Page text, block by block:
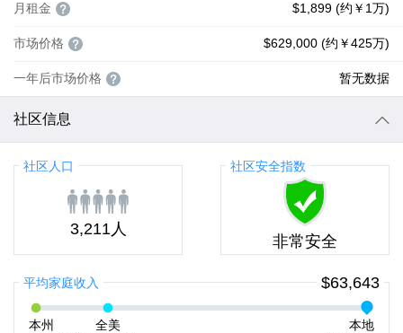
月租金 $1,899 (约￥1万)
市场价格 $629,000 (约￥425万)
一年后市场价格 暂无数据
社区信息
社区人口
3,211人
社区安全指数
非常安全
平均家庭收入 $63,643
本州
全美
本地